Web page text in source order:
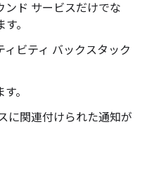
ンド サービスだけでな
す。
ビティ バックスタック
。
に関連付けられた通知が